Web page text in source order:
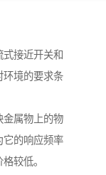
接近开关和
环境的要求条
金属物上的物
它的响应频率
较低。